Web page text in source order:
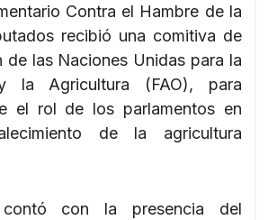
Contra el Hambre de la
recibió una comitiva de
de las Naciones Unidas para la
la Agricultura (FAO), para
el rol de los parlamentos en
de la agricultura
con la presencia del